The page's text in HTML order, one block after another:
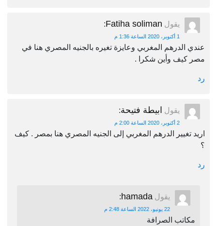
يقول Fatiha soliman
:
1 أكتوبر، 2020 الساعة 1:36 م
عندي الدرهم المغربي وعايزة تغيره بالجنيه المصري هنا في
مصر كيف وأين شكرا .
رد
يقول ابيطة فتيحة:
2 أكتوبر، 2020 الساعة 2:00 م
اريد تغيير الدرهم المغربي إلى الجنيه المصري هنا بمصر . كيف
؟
رد
يقول hamada
:
22 يونيو، 2022 الساعة 2:48 م
مكاتب الصرافة